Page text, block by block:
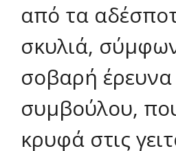
από τα
σκυλιά,
σοβαρή
συμβούλου,
κρυφά στις